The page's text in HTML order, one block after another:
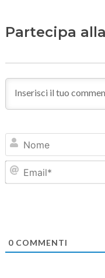
Partecipa
0COMMENTI